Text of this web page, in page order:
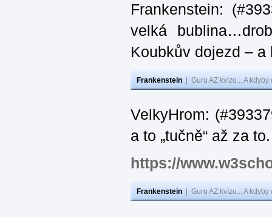
Frankenstein:
velká
Koubkův dojezd –
Frankenstein Guru AZ kvízu... A
VelkyHrom:
a to „tučně“ až za
https://
Frankenstein Guru AZ kvízu... A